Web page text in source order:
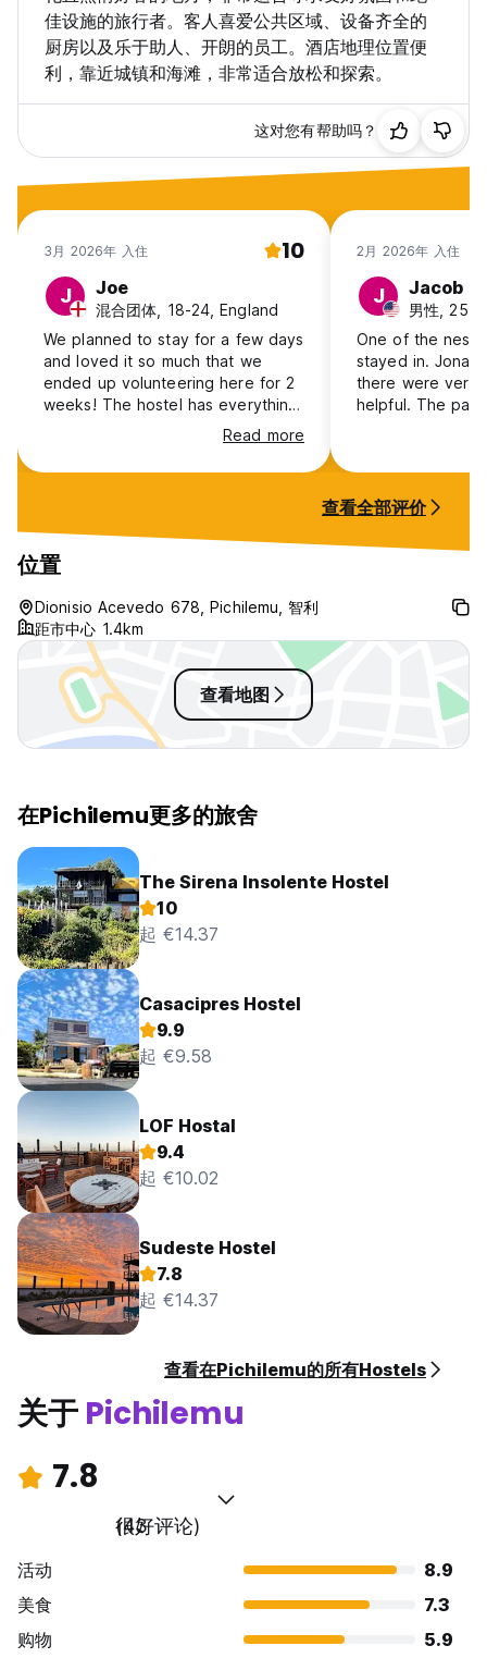
佳设施的旅行者。客人喜爱公共区域、设备齐全的
厨房以及乐于助人、开朗的员工。酒店地理位置便
利，靠近城镇和海滩，非常适合放松和探索。
这对您有帮助吗？
3月 2026年 入住 10
J Joe
混合团体, 18-24, England
We planned to stay for a few days
and loved it so much that we
ended up volunteering here for 2
weeks! The hostel has everything
you need - clean bedrooms and
toilets, warm showers, lovely staff,
well-equipped kitchen, loads of
sofas, ping pong table and fire pit.
It’s in a good spot, 5 mins to town
and 15 to the beach. For all this it
is still well-priced. Go and book a
few nights if you’re nearby!
Read more
2月 2026年 入住
J Jacob
男性, 25-
One of the nest
stayed in. Jona
there were ver
helpful. The
day. Kitchen is
has everything
查看全部评价
位置
Dionisio Acevedo 678, Pichilemu, 智利
距市中心 1.4km
查看地图
在Pichilemu更多的旅舍
The Sirena Insolente Hostel
10
起 €14.37
Casacipres Hostel
9.9
起 €9.58
LOF Hostal
9.4
起 €10.02
Sudeste Hostel
7.8
起 €14.37
查看在Pichilemu的所有Hostels
关于 Pichilemu
7.8
很好
(43 评论)
活动
8.9
美食
7.3
购物
5.9